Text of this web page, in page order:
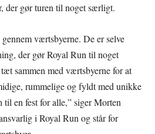
der gør turen til noget særligt.
værtsbyerne. De er selve
der gør Royal Run til noget
sammen med værtsbyerne for at
rummelige og fyldt med unikke
til en fest for alle,” siger Morten
i Royal Run og står for